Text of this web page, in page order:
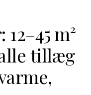
m²
tillæg